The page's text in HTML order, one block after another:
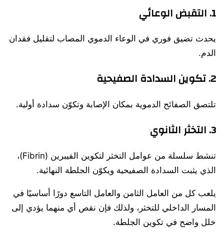
1. التقبض الوعائي
يحدث تضيق فوري في الوعاء الدموي المصاب لتقليل فقدان
الدم.
2. تكوين السدادة الصفيحية
تلتصق الصفائح الدموية بمكان الإصابة وتكوّن سدادة أولية.
3. التخثر الثانوي
تنشط سلسلة من عوامل التخثر لتكوين الفيبرين (Fibrin)،
الذي يثبت السدادة الصفيحية ويكوّن الجلطة النهائية.
يلعب كل من العامل الثامن والعامل التاسع دورًا أساسيًا في
المسار الداخلي للتخثر، ولذلك فإن نقص أي منهما يؤدي إلى
خلل واضح في تكوين الجلطة.